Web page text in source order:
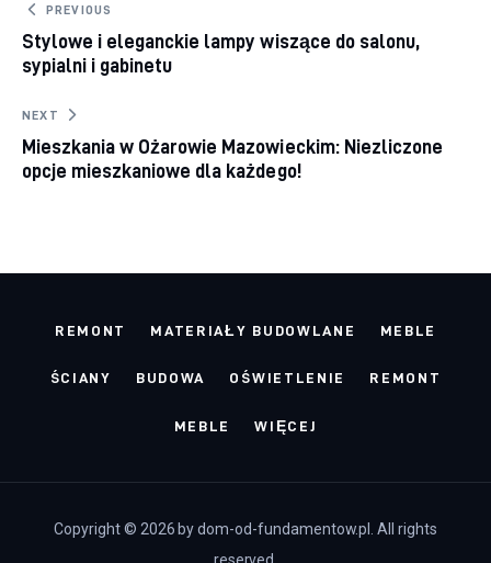
Nawigacja
wpisu
PREVIOUS
Stylowe i eleganckie lampy wiszące do salonu,
sypialni i gabinetu
NEXT
Mieszkania w Ożarowie Mazowieckim: Niezliczone
opcje mieszkaniowe dla każdego!
REMONT MATERIAŁY BUDOWLANE MEBLE
ŚCIANY BUDOWA OŚWIETLENIE REMONT
MEBLE WIĘCEJ
Copyright © 2026 by dom-od-fundamentow.pl. All rights
reserved.